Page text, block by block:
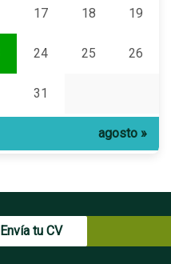
17 18 19
24 25 26
31
agosto »
Envía tu CV